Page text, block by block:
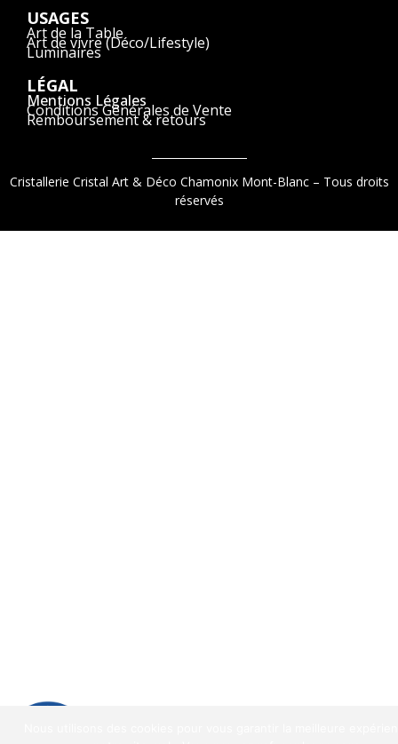
USAGES
Art de la Table
Art de vivre (Déco/Lifestyle)
Luminaires
LÉGAL
Mentions Légales
Conditions Générales de Vente
Remboursement & retours
Cristallerie Cristal Art & Déco Chamonix Mont-Blanc – Tous droits
réservés